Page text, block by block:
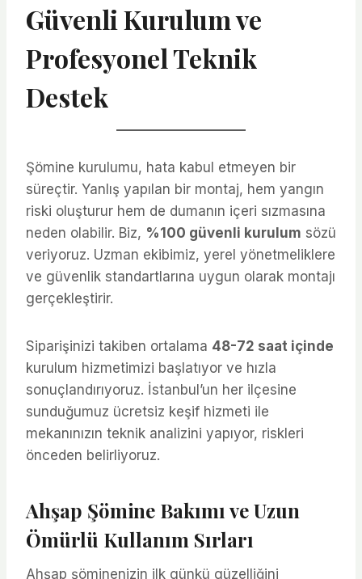
Güvenli Kurulum ve
Profesyonel Teknik
Destek
Şömine kurulumu, hata kabul etmeyen bir
süreçtir. Yanlış yapılan bir montaj, hem yangın
riski oluşturur hem de dumanın içeri sızmasına
neden olabilir. Biz, %100 güvenli kurulum sözü
veriyoruz. Uzman ekibimiz, yerel yönetmeliklere
ve güvenlik standartlarına uygun olarak montajı
gerçekleştirir.
Siparişinizi takiben ortalama 48-72 saat içinde
kurulum hizmetimizi başlatıyor ve hızla
sonuçlandırıyoruz. İstanbul’un her ilçesine
sunduğumuz ücretsiz keşif hizmeti ile
mekanınızın teknik analizini yapıyor, riskleri
önceden belirliyoruz.
Ahşap Şömine Bakımı ve Uzun
Ömürlü Kullanım Sırları
Ahşap şöminenizin ilk günkü güzelliğini